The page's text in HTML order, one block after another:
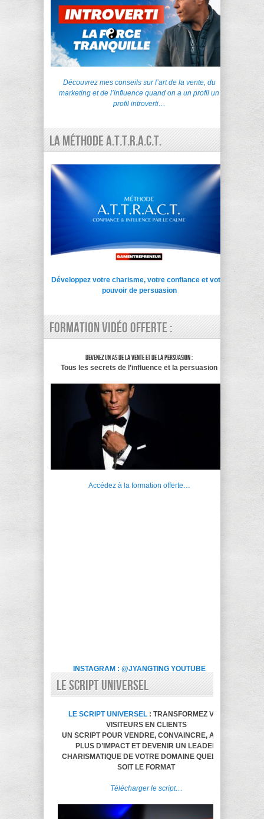
Découvrez mes conseils sur l’art de la vente, du
marketing et de l’influence quand on a un profil un
profil introverti…
La Méthode A.T.T.R.A.C.T.
Développez votre charisme, votre confiance et votre
pouvoir de persuasion
Formation vidéo offerte :
Devenez un as de la vente et de la persuasion :
Tous les secrets de l’influence et la persuasion
Accédez à la formation offerte…
INSTAGRAM : @JYANGTING YOUTUBE
LE SCRIPT UNIVERSEL
LE SCRIPT UNIVERSEL : TRANSFORMEZ VOS
VISITEURS EN CLIENTS
UN SCRIPT POUR VENDRE, CONVAINCRE, AVOIR
PLUS D’IMPACT ET DEVENIR UN LEADER
CHARISMATIQUE DE VOTRE DOMAINE QUELQUE
SOIT LE FORMAT
Télécharger le script…